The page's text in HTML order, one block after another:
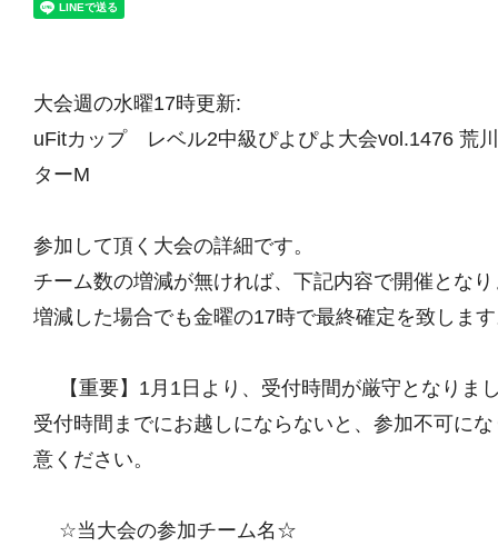
大会週の水曜17時更新:
uFitカップ レベル2中級ぴよぴよ大会vol.1476 荒
ターM
参加して頂く大会の詳細です。
チーム数の増減が無ければ、下記内容で開催とな
増減した場合でも金曜の17時で最終確定を致しま
【重要】1月1日より、受付時間が厳守となり
受付時間までにお越しにならないと、参加不可に
意ください。
☆当大会の参加チーム名☆